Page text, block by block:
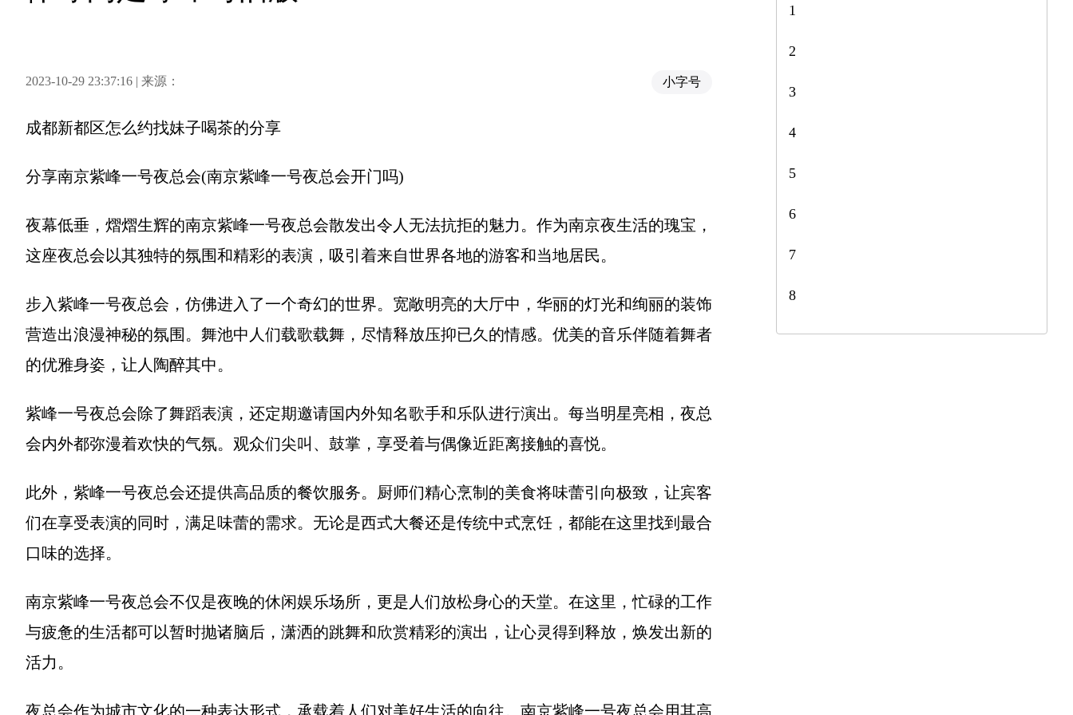
2023-10-29 23:37:16 | 来源： 小字号
成都新都区怎么约找妹子喝茶的分享
分享南京紫峰一号夜总会(南京紫峰一号夜总会开门吗)
夜幕低垂，熠熠生辉的南京紫峰一号夜总会散发出令人无法抗拒的魅力。作为南京夜生活的瑰宝，
这座夜总会以其独特的氛围和精彩的表演，吸引着来自世界各地的游客和当地居民。
步入紫峰一号夜总会，仿佛进入了一个奇幻的世界。宽敞明亮的大厅中，华丽的灯光和绚丽的装饰
营造出浪漫神秘的氛围。舞池中人们载歌载舞，尽情释放压抑已久的情感。优美的音乐伴随着舞者
的优雅身姿，让人陶醉其中。
紫峰一号夜总会除了舞蹈表演，还定期邀请国内外知名歌手和乐队进行演出。每当明星亮相，夜总
会内外都弥漫着欢快的气氛。观众们尖叫、鼓掌，享受着与偶像近距离接触的喜悦。
此外，紫峰一号夜总会还提供高品质的餐饮服务。厨师们精心烹制的美食将味蕾引向极致，让宾客
们在享受表演的同时，满足味蕾的需求。无论是西式大餐还是传统中式烹饪，都能在这里找到最合
口味的选择。
南京紫峰一号夜总会不仅是夜晚的休闲娱乐场所，更是人们放松身心的天堂。在这里，忙碌的工作
与疲惫的生活都可以暂时抛诸脑后，潇洒的跳舞和欣赏精彩的演出，让心灵得到释放，焕发出新的
活力。
夜总会作为城市文化的一种表达形式，承载着人们对美好生活的向往。南京紫峰一号夜总会用其高
1
2
3
4
5
6
7
8